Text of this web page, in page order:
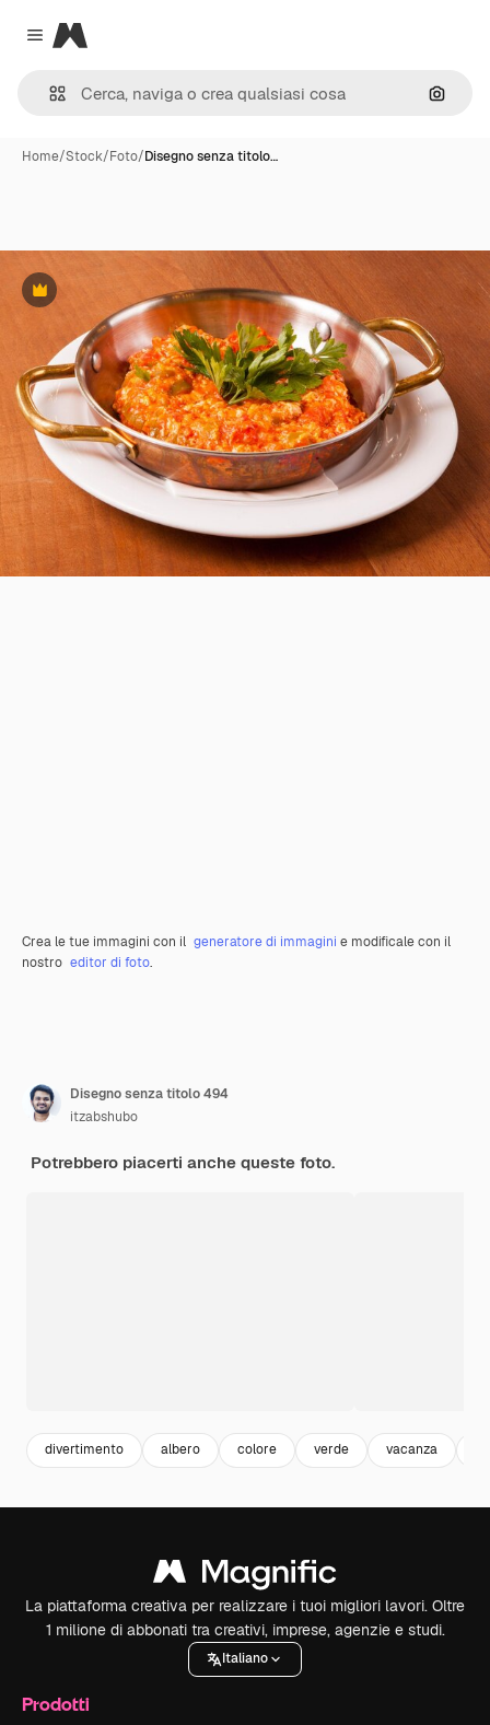
Close menu
Magnific
Cerca
Home/Stock/Foto/Disegno senza titolo…
Premium
Crea le tue immagini con il generatore di immagini e modificale con il
nostro editor di foto.
Disegno senza titolo 494
itzabshubo
Potrebbero piacerti anche queste foto.
divertimento albero colore verde vacanza
La piattaforma creativa per realizzare i tuoi migliori lavori. Oltre
1 milione di abbonati tra creativi, imprese, agenzie e studi.
Italiano
Prodotti